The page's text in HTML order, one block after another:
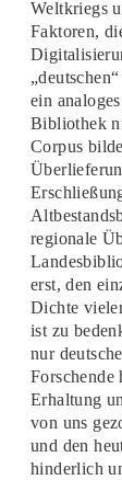
Weltkriegs
Faktoren,
ein
Bibliothek
Corpus
regionale
erst, den
Dichte
ist zu
nur
Forschende
Erhaltung
von uns
und den
hinderlich